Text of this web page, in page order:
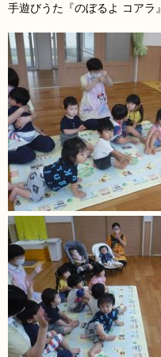
手遊びうた『のぼるよ コアラ』